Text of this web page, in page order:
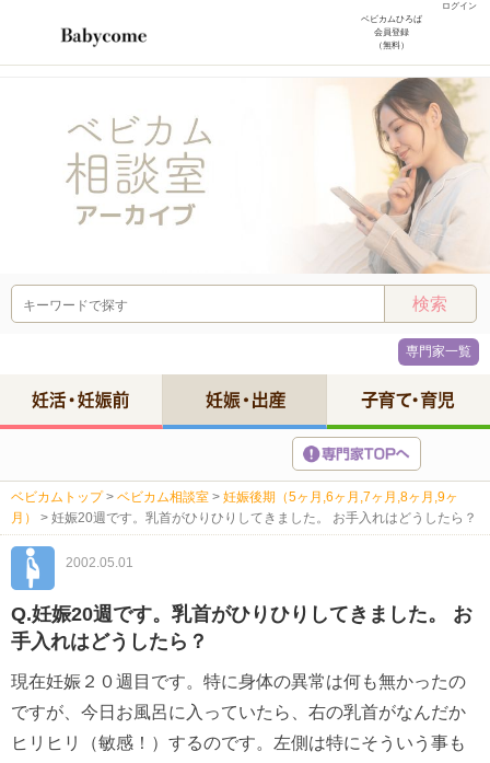
ログイン
ベビカムひろば
会員登録
（無料）
専門家一覧
ベビカムトップ > ベビカム相談室 > 妊娠後期（5ヶ月,6ヶ月,7ヶ月,8ヶ月,9ヶ
月）
> 妊娠20週です。乳首がひりひりしてきました。 お手入れはどうしたら？
2002.05.01
Q.妊娠20週です。乳首がひりひりしてきました。 お
手入れはどうしたら？
現在妊娠２０週目です。特に身体の異常は何も無かったの
ですが、今日お風呂に入っていたら、右の乳首がなんだか
ヒリヒリ（敏感！）するのです。左側は特にそういう事も